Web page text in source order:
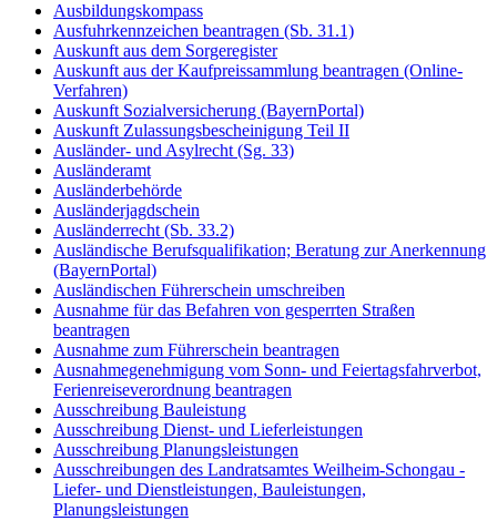
Ausbildungskompass
Ausfuhrkennzeichen beantragen (Sb. 31.1)
Auskunft aus dem Sorgeregister
Auskunft aus der Kaufpreissammlung beantragen (Online-
Verfahren)
Auskunft Sozialversicherung (BayernPortal)
Auskunft Zulassungsbescheinigung Teil II
Ausländer- und Asylrecht (Sg. 33)
Ausländeramt
Ausländerbehörde
Ausländerjagdschein
Ausländerrecht (Sb. 33.2)
Ausländische Berufsqualifikation; Beratung zur Anerkennung
(BayernPortal)
Ausländischen Führerschein umschreiben
Ausnahme für das Befahren von gesperrten Straßen
beantragen
Ausnahme zum Führerschein beantragen
Ausnahmegenehmigung vom Sonn- und Feiertagsfahrverbot,
Ferienreiseverordnung beantragen
Ausschreibung Bauleistung
Ausschreibung Dienst- und Lieferleistungen
Ausschreibung Planungsleistungen
Ausschreibungen des Landratsamtes Weilheim-Schongau -
Liefer- und Dienstleistungen, Bauleistungen,
Planungsleistungen